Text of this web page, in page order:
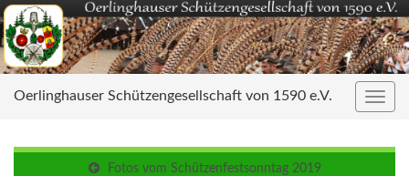
Oerlinghauser Schützengesellschaft von 1590 e.V.
Fotos vom Schützenfestsonntag 2019